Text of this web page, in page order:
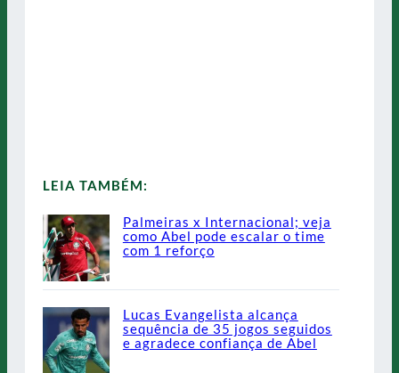
LEIA TAMBÉM:
Palmeiras x Internacional; veja
como Abel pode escalar o time
com 1 reforço
Lucas Evangelista alcança
sequência de 35 jogos seguidos
e agradece confiança de Abel